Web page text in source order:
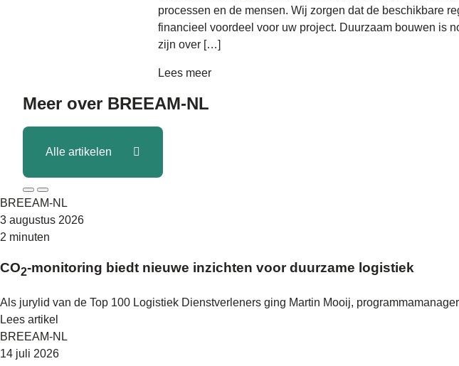
processen en de mensen. Wij zorgen dat de beschikbare
financieel voordeel voor uw project. Duurzaam bouwen is
zijn over […]
Lees meer
Meer over BREEAM-NL
Alle artikelen
BREEAM-NL
3 augustus 2026
2 minuten
CO2-monitoring biedt nieuwe inzichten voor duurzame logistiek
Als jurylid van de Top 100 Logistiek Dienstverleners ging Martin Mooij,
Lees artikel
BREEAM-NL
14 juli 2026